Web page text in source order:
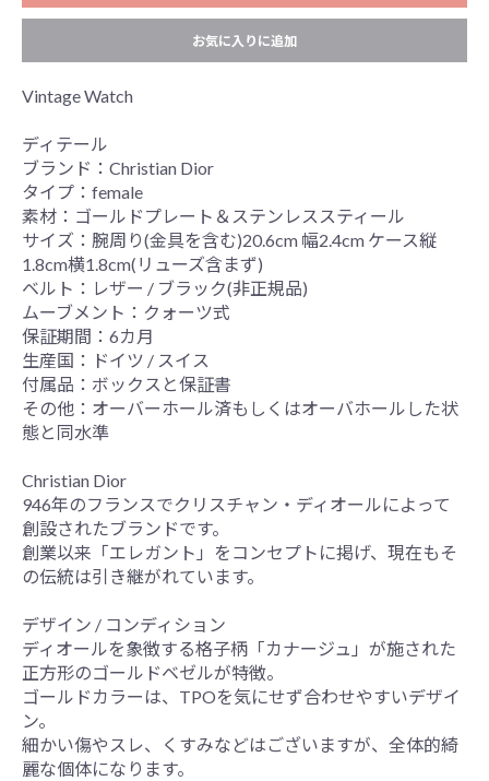
お気に入りに追加
Vintage Watch
ディテール
ブランド：Christian Dior
タイプ：female
素材：ゴールドプレート＆ステンレススティール
サイズ：腕周り(金具を含む)20.6cm 幅2.4cm ケース縦
1.8cm横1.8cm(リューズ含まず)
ベルト：レザー / ブラック(非正規品)
ムーブメント：クォーツ式
保証期間：6カ月
生産国：ドイツ / スイス
付属品：ボックスと保証書
その他：オーバーホール済もしくはオーバホールした状
態と同水準
Christian Dior
946年のフランスでクリスチャン・ディオールによって
創設されたブランドです。
創業以来「エレガント」をコンセプトに掲げ、現在もそ
の伝統は引き継がれています。
デザイン / コンディション
ディオールを象徴する格子柄「カナージュ」が施された
正方形のゴールドベゼルが特徴。
ゴールドカラーは、TPOを気にせず合わせやすいデザイ
ン。
細かい傷やスレ、くすみなどはございますが、全体的綺
麗な個体になります。